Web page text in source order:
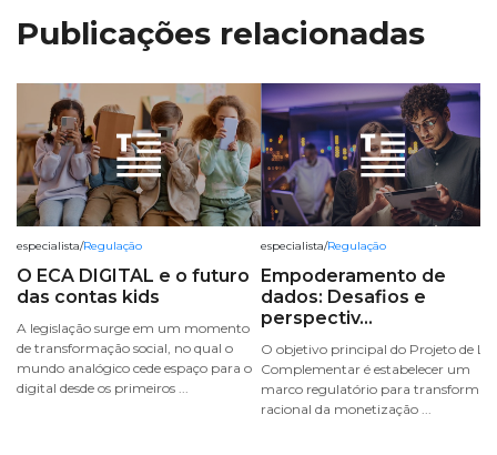
Publicações relacionadas
especialista/Regulação
O ECA DIGITAL e o futuro
das contas kids
A legislação surge em um momento
de transformação social, no qual o
mundo analógico cede espaço para o
digital desde os primeiros ...
especialista/Regulação
Empoderamento de
dados: Desafios e
perspectiv...
O objetivo principal do Projeto de Lei
Complementar é estabelecer um
marco regulatório para transformar
racional da monetização ...